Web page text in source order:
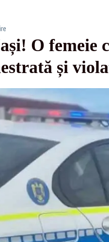
O femeie
și